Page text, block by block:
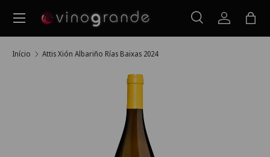
Ir para o conteúdo
Pesquisar
PesquisarIniciarSaco
Menu
Início Attis Xión Albariño Rías Baixas 2024